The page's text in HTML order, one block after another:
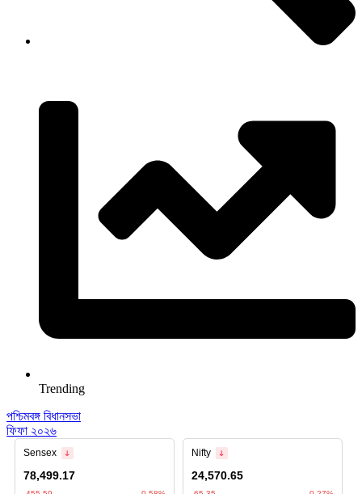
Trending
পশ্চিমবঙ্গ বিধানসভা
ফিফা ২০২৬